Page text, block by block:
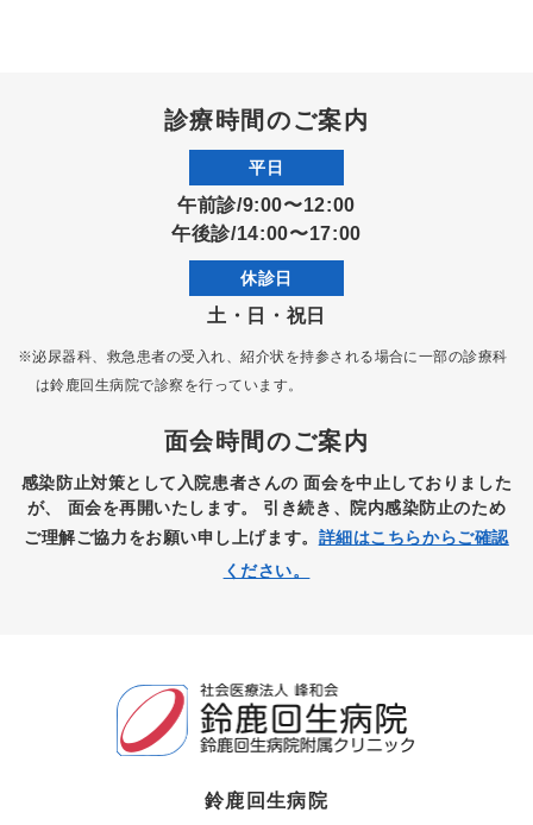
診療時間のご案内
平日
午前診/9:00〜12:00
午後診/14:00〜17:00
休診日
土・日・祝日
※泌尿器科、救急患者の受入れ、紹介状を持参される場合に一部の診療科
は鈴鹿回生病院で診察を行っています。
面会時間のご案内
感染防止対策として入院患者さんの面会を中止しておりました
が、 面会を再開いたします。 引き続き、院内感染防止のため
ご理解ご協力をお願い申し上げます。 詳細はこちらからご確認
ください。
鈴鹿回生病院